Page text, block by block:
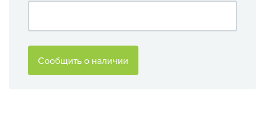
Сообщить о наличии